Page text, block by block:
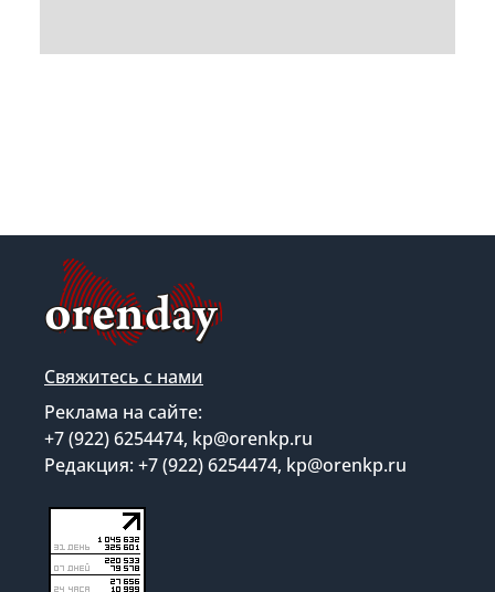
Свяжитесь с нами
Реклама на сайте:
+7 (922) 6254474, kp@orenkp.ru
Редакция: +7 (922) 6254474, kp@orenkp.ru